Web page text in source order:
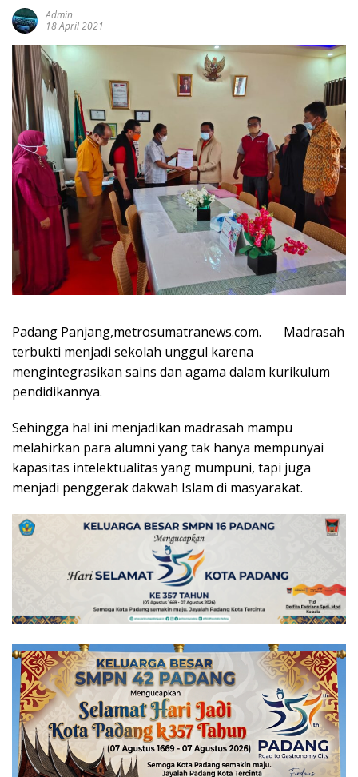
Admin
18 April 2021
Padang Panjang,metrosumatranews.com. Madrasah
terbukti menjadi sekolah unggul karena
mengintegrasikan sains dan agama dalam kurikulum
pendidikannya.
Sehingga hal ini menjadikan madrasah mampu
melahirkan para alumni yang tak hanya mempunyai
kapasitas intelektualitas yang mumpuni, tapi juga
menjadi penggerak dakwah Islam di masyarakat.